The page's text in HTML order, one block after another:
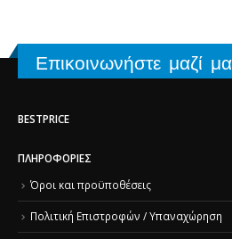
Επικοινωνήστε μαζί
BESTPRICE
ΠΛΗΡΟΦΟΡΊΕΣ
Όροι και προϋποθέσεις
Πολιτική Επιστροφών / Υπαναχώρηση